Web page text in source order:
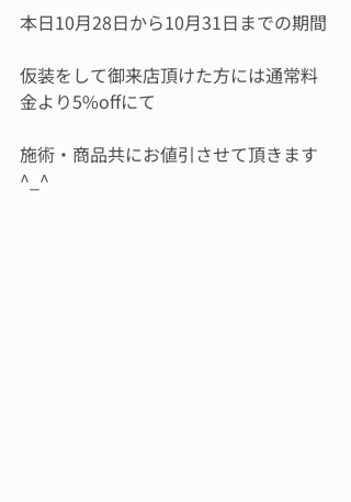
本日10月28日から10月31日までの期間
仮装をして御来店頂けた方には通常料
金より5%offにて
施術・商品共にお値引させて頂きます
^_^